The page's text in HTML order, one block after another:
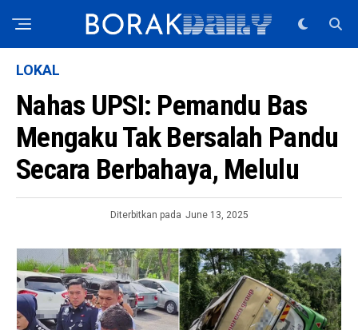
LOKAL
Nahas UPSI: Pemandu Bas
Mengaku Tak Bersalah Pandu
Secara Berbahaya, Melulu
Diterbitkan pada June 13, 2025